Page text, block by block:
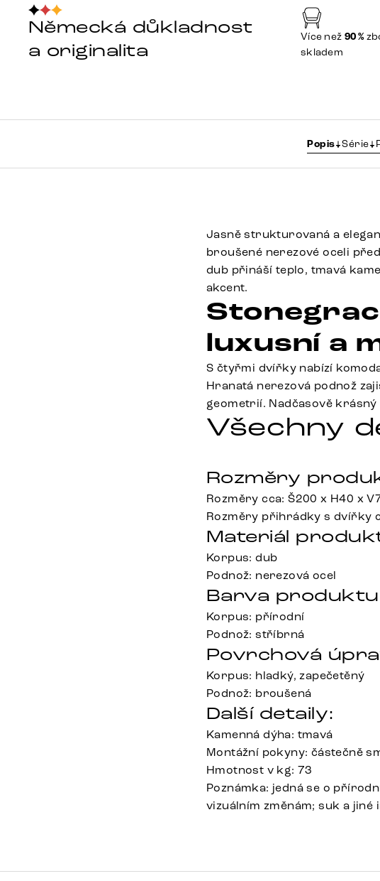
Německá důkladnost
a originalita
Více než 90 %
skladem
Popis Série
Jasně strukturovaná a
broušené nerezové oceli
dub přináší teplo, tmavá
akcent.
luxusní a
S čtyřmi dvířky nabízí
Hranatá nerezová podnož
geometrií. Nadčasově
Všechny
Rozměry
Rozměry cca: Š200 x H40 x
Rozměry přihrádky s dvířky
Materiál
Korpus: dub
Podnož: nerezová ocel
Barva
Korpus: přírodní
Podnož: stříbrná
Povrchová
Korpus: hladký, zapečetěný
Podnož: broušená
Další detaily:
Kamenná dýha: tmavá
Montážní pokyny: částečně
Hmotnost v kg: 73
Poznámka: jedná se o
vizuálním změnám; suk a